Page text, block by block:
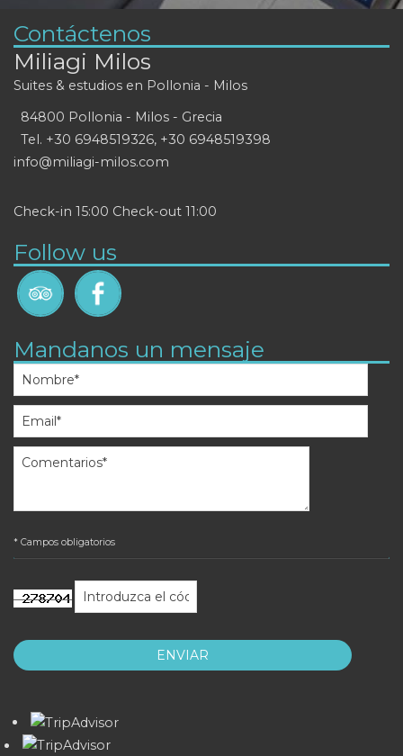
Contáctenos
Miliagi Milos
Suites & estudios en Pollonia - Milos
84800 Pollonia - Milos - Grecia
Tel. +30 6948519326, +30 6948519398
info@miliagi-milos.com
Check-in 15:00 Check-out 11:00
Follow us
Mandanos un mensaje
* Campos obligatorios
ENVIAR